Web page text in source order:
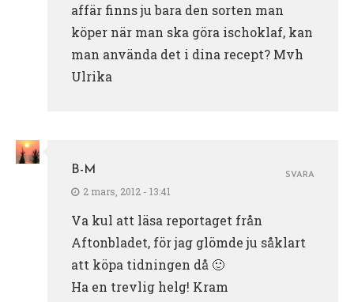
affär finns ju bara den sorten man
köper när man ska göra ischoklaf, kan
man använda det i dina recept? Mvh
Ulrika
B-M
2 mars, 2012 - 13:41
Va kul att läsa reportaget från
Aftonbladet, för jag glömde ju såklart
att köpa tidningen då 🙂
Ha en trevlig helg! Kram
SVARA